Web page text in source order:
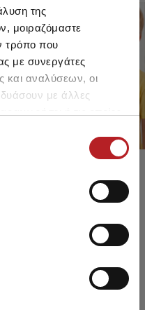
της
μοιραζόμαστε
τρόπο που
με συνεργάτες
και αναλύσεων, οι
με άλλες
FOR BOYS
UP TO -30%
SHOP SALE